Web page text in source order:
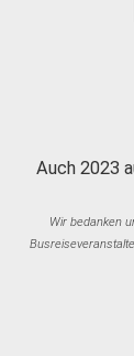
Auch 2023
Wir bedanken